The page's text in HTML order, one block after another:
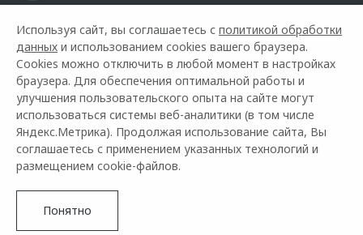
Горячая линия OMODA: +7 (8202) 20-20-02
© 2026 Динамика Череповец
Используя сайт, вы соглашаетесь с политикой обработки
данных и использованием cookies вашего браузера.
Cookies можно отключить в любой момент в настройках
браузера. Для обеспечения оптимальной работы и
улучшения пользовательского опыта на сайте могут
использоваться системы веб-аналитики (в том числе
Яндекс.Метрика). Продолжая использование сайта, Вы
соглашаетесь с применением указанных технологий и
размещением cookie-файлов.
Понятно